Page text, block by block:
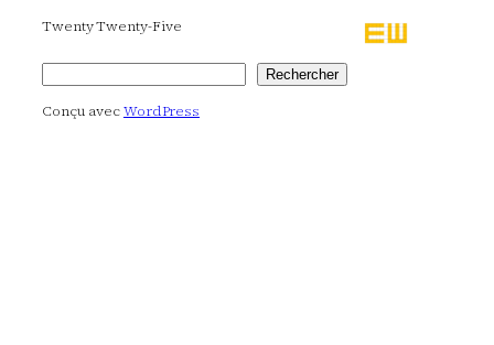
Twenty Twenty-Five
Rechercher Rechercher
Conçu avecWordPress